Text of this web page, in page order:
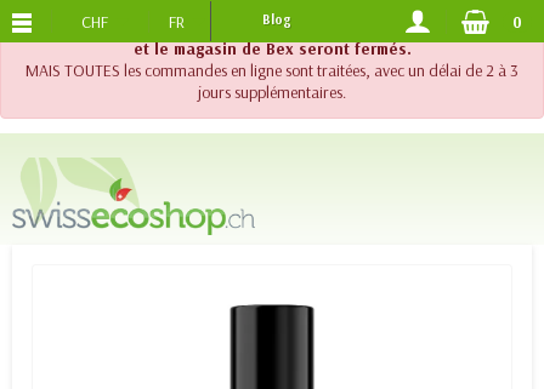
!! Important !! Jusqu'au 20 août 2026, le support téléphonique
et le magasin de Bex seront fermés.
MAIS TOUTES les commandes en ligne sont traitées, avec un délai de 2 à 3
jours supplémentaires.
PORTS OFFERTS DES 120.-
CHF FR Blog 0